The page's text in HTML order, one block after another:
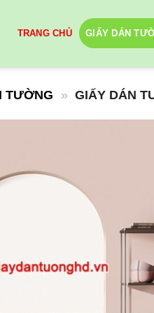
TRANG CHỦ GIẤY DÁN
TƯỜNG » GIẤY DÁN